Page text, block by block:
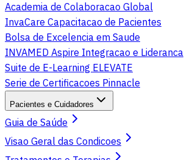
Academia de Colaboracao Global
InvaCare Capacitacao de Pacientes
Bolsa de Excelencia em Saude
INVAMED Aspire Integracao e Lideranca
Suite de E-Learning ELEVATE
Serie de Certificacoes Pinnacle
Pacientes e Cuidadores
Guia de Saúde
Visao Geral das Condicoes